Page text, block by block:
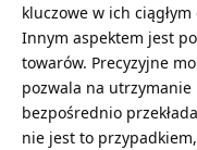
kluczowe w ich
Innym aspektem jest
towarów. Precyzyjne
pozwala na
bezpośrednio
nie jest to